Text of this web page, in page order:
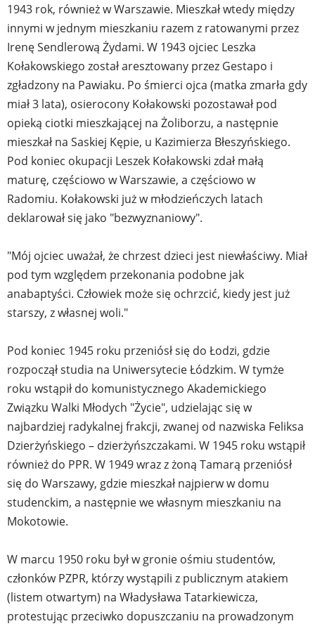
1943 rok, również w Warszawie. Mieszkał wtedy między
innymi w jednym mieszkaniu razem z ratowanymi przez
Irenę Sendlerową Żydami. W 1943 ojciec Leszka
Kołakowskiego został aresztowany przez Gestapo i
zgładzony na Pawiaku. Po śmierci ojca (matka zmarła gdy
miał 3 lata), osierocony Kołakowski pozostawał pod
opieką ciotki mieszkającej na Żoliborzu, a następnie
mieszkał na Saskiej Kępie, u Kazimierza Błeszyńskiego.
Pod koniec okupacji Leszek Kołakowski zdał małą
maturę, częściowo w Warszawie, a częściowo w
Radomiu. Kołakowski już w młodzieńczych latach
deklarował się jako "bezwyznaniowy".
"Mój ojciec uważał, że chrzest dzieci jest niewłaściwy. Miał
pod tym względem przekonania podobne jak
anabaptyści. Człowiek może się ochrzcić, kiedy jest już
starszy, z własnej woli."
Pod koniec 1945 roku przeniósł się do Łodzi, gdzie
rozpoczął studia na Uniwersytecie Łódzkim. W tymże
roku wstąpił do komunistycznego Akademickiego
Związku Walki Młodych "Życie", udzielając się w
najbardziej radykalnej frakcji, zwanej od nazwiska Feliksa
Dzierżyńskiego – dzierżyńszczakami. W 1945 roku wstąpił
również do PPR. W 1949 wraz z żoną Tamarą przeniósł
się do Warszawy, gdzie mieszkał najpierw w domu
studenckim, a następnie we własnym mieszkaniu na
Mokotowie.
W marcu 1950 roku był w gronie ośmiu studentów,
członków PZPR, którzy wystąpili z publicznym atakiem
(listem otwartym) na Władysława Tatarkiewicza,
protestując przeciwko dopuszczaniu na prowadzonym